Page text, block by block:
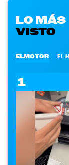
LO MÁS
VISTO
ELMOTOR EL
1